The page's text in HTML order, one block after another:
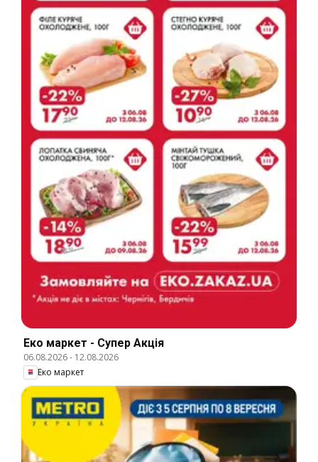
Еко маркет - Супер Акція
06.08.2026- 12.08.2026
Еко маркет